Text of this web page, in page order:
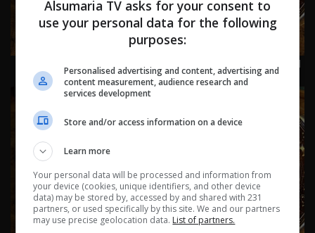
اسرار الفلك مع جاكلين عقيقي | من ١٨ الى ٢٤ تموز ٢٠٢٦ | 2026
Alsumaria TV asks for your consent to
use your personal data for the following
purposes:
Personalised advertising and content, advertising and
content measurement, audience research and
services development
Store and/or access information on a device
Learn more
Your personal data will be processed and information from
your device (cookies, unique identifiers, and other device
data) may be stored by, accessed by and shared with 231
partners, or used specifically by this site. We and our partners
may use precise geolocation data. List of partners.